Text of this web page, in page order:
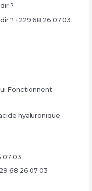
?
? +229 68 26 07 03
Fonctionnent
hyaluronique
07 03
68 26 07 03